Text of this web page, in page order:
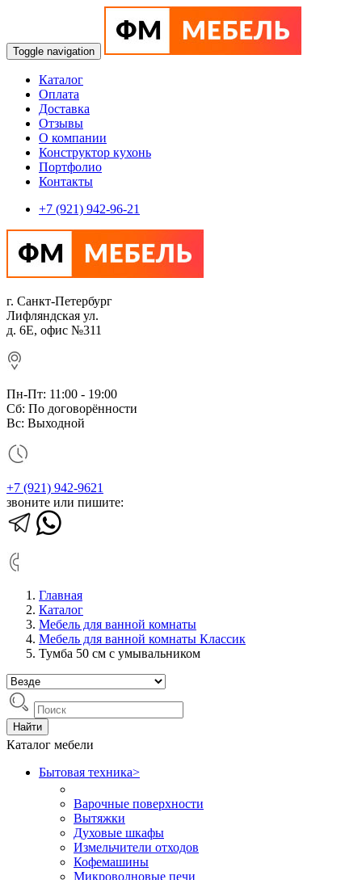
Toggle navigation
Каталог
Оплата
Доставка
Отзывы
О компании
Конструктор кухонь
Портфолио
Контакты
+7 (921) 942-96-21
г. Санкт-Петербург
Лифляндская ул.
д. 6Е, офис №311
Пн-Пт: 11:00 - 19:00
Сб: По договорённости
Вс: Выходной
+7 (921) 942-9621
звоните или пишите:
Главная
Каталог
Мебель для ванной комнаты
Мебель для ванной комнаты Классик
Тумба 50 см с умывальником
Найти
Каталог мебели
Бытовая техника>
Варочные поверхности
Вытяжки
Духовые шкафы
Измельчители отходов
Кофемашины
Микроволновые печи